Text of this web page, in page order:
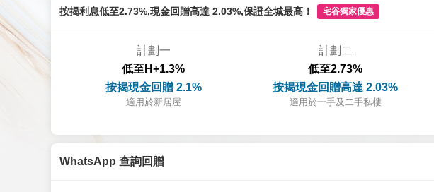
按揭利息低至2.73%,現金回贈高達 2.03%,保證全城最高！ 宅谷獨家優惠
計劃一
低至H+1.3%
按揭現金回贈 2.1%
適用於新居屋
計劃二
低至2.73%
按揭現金回贈高達 2.03%
適用於一手及二手私樓
WhatsApp 查詢回贈